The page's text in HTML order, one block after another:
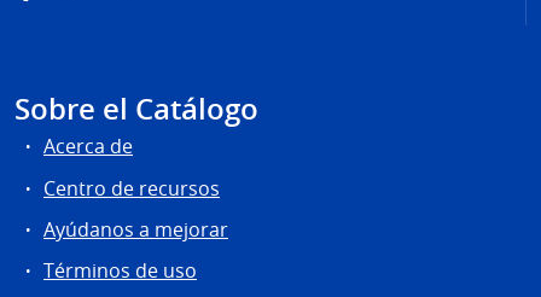
Sobre el Catálogo
Acerca de
Centro de recursos
Ayúdanos a mejorar
Términos de uso